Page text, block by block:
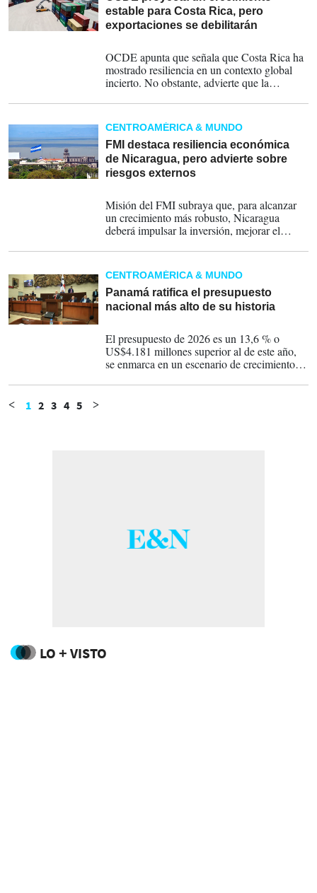
estable para Costa Rica, pero
exportaciones se debilitarán
OCDE apunta que señala que Costa Rica ha
mostrado resiliencia en un contexto global
incierto. No obstante, advierte que la
perder fuerza conforme entren en vigor los
nuevos aranceles.
CENTROAMÉRICA & MUNDO
FMI destaca resiliencia económica
de Nicaragua, pero advierte sobre
riesgos externos
Misión del FMI subraya que, para alcanzar
un crecimiento más robusto, Nicaragua
deberá impulsar la inversión, mejorar el
exportaciones y avanzar en transparencia, la
gobernanza económica y el estado de
derecho.
CENTROAMÉRICA & MUNDO
Panamá ratifica el presupuesto
nacional más alto de su historia
El presupuesto de 2026 es un 13,6 % o
US$4.181 millones superior al de este año,
se enmarca en un escenario de crecimiento
producto interno bruto (PIB) y un déficit de
< 1 2 3 4 5 >
LO + VISTO